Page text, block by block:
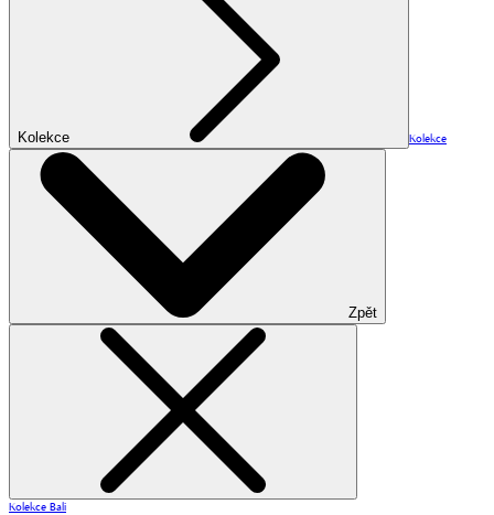
Kolekce Kolekce
Zpět
Kolekce Bali